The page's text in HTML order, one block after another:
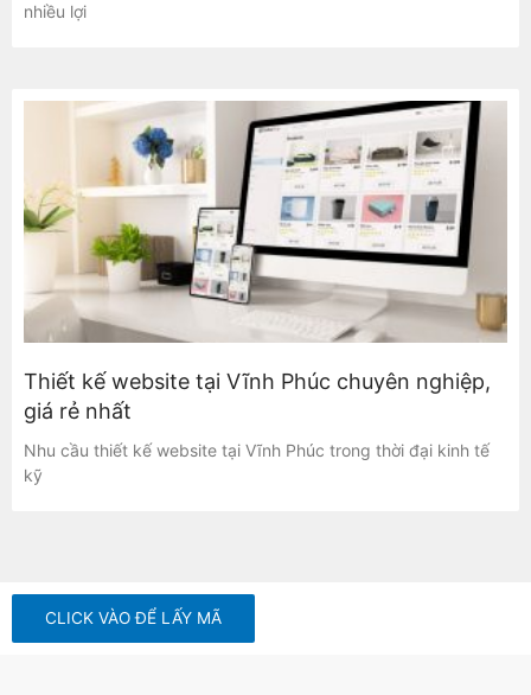
nhiều lợi
Thiết kế website tại Vĩnh Phúc chuyên nghiệp,
giá rẻ nhất
Nhu cầu thiết kế website tại Vĩnh Phúc trong thời đại kinh tế
kỹ
CLICK VÀO ĐỂ LẤY MÃ